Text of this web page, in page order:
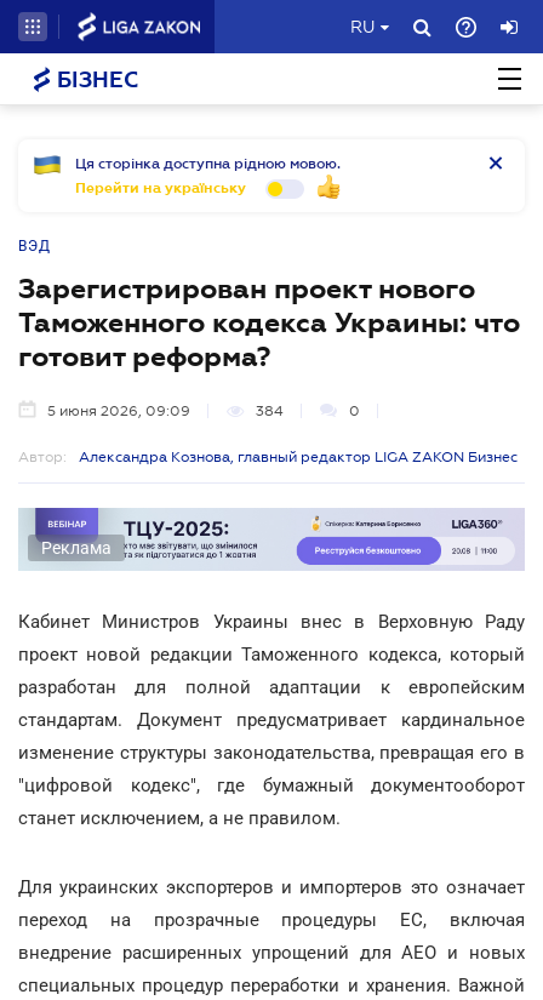
RU
БІЗНЕС
Ця сторінка доступна рідною мовою.
Перейти на українську
ВЭД
Зарегистрирован проект нового
Таможенного кодекса Украины: что
готовит реформа?
5 июня 2026, 09:09 384 0
Автор: Александра Кознова, главный редактор LIGA ZAKON Бизнес
Реклама
Кабинет Министров Украины внес в Верховную Раду
проект новой редакции Таможенного кодекса, который
разработан для полной адаптации к европейским
стандартам. Документ предусматривает кардинальное
изменение структуры законодательства, превращая его в
"цифровой кодекс", где бумажный документооборот
станет исключением, а не правилом.
Для украинских экспортеров и импортеров это означает
переход на прозрачные процедуры ЕС, включая
внедрение расширенных упрощений для АЕО и новых
специальных процедур переработки и хранения. Важной